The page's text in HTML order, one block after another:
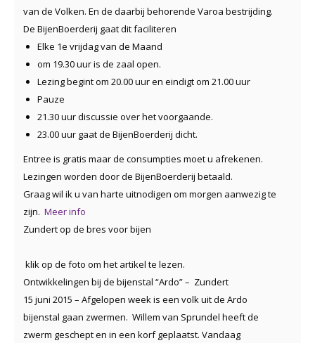
van de Volken. En de daarbij behorende Varoa bestrijding.
De BijenBoerderij gaat dit faciliteren
Elke 1e vrijdag van de Maand
om 19.30 uur is de zaal open.
Lezing begint om 20.00 uur en eindigt om 21.00 uur
Pauze
21.30 uur discussie over het voorgaande.
23.00 uur gaat de BijenBoerderij dicht.
Entree is gratis maar de consumpties moet u afrekenen.
Lezingen worden door de BijenBoerderij betaald.
Graag wil ik u van harte uitnodigen om morgen aanwezig te
zijn. Meer info
Zundert op de bres voor bijen
klik op de foto om het artikel te lezen.
Ontwikkelingen bij de bijenstal “Ardo” – Zundert
15 juni 2015 – Afgelopen week is een volk uit de Ardo
bijenstal gaan zwermen. Willem van Sprundel heeft de
zwerm geschept en in een korf geplaatst. Vandaag